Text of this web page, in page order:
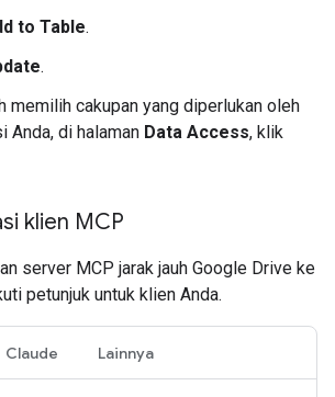
to Table.
.
memilih cakupan yang diperlukan oleh
Anda, di halaman Data Access, klik
klien MCP
server MCP jarak jauh Google Drive ke
petunjuk untuk klien Anda.
Claude Lainnya